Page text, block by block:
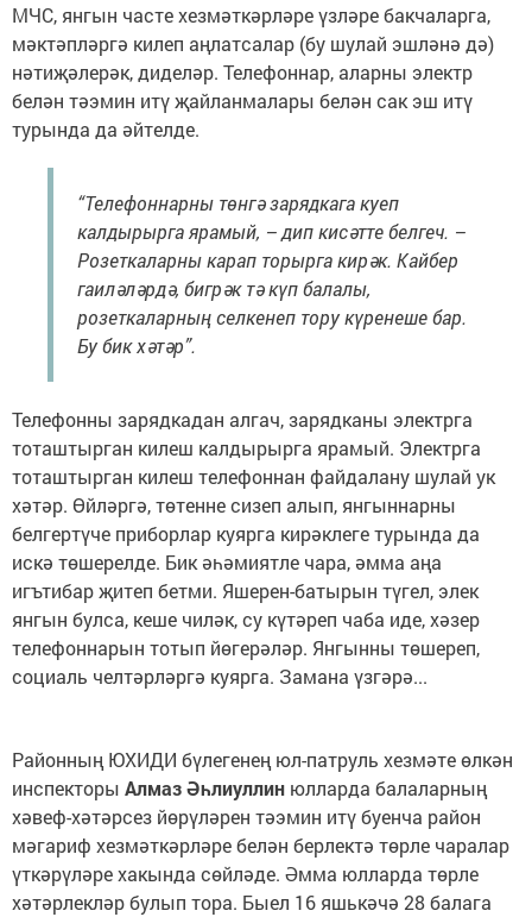
МЧС, янгын часте хезмәткәрләре үзләре бакчаларга,
мәктәпләргә килеп аңлатсалар (бу шулай эшләнә дә)
нәтиҗәлерәк, диделәр. Телефоннар, аларны электр
белән тәэмин итү җайланмалары белән сак эш итү
турында да әйтелде.
“Телефоннарны төнгә зарядкага куеп
калдырырга ярамый, – дип кисәтте белгеч. –
Розеткаларны карап торырга кирәк. Кайбер
гаиләләрдә, бигрәк тә күп балалы,
розеткаларның селкенеп тору күренеше бар.
Бу бик хәтәр”.
Телефонны зарядкадан алгач, зарядканы электрга
тоташтырган килеш калдырырга ярамый. Электрга
тоташтырган килеш телефоннан файдалану шулай ук
хәтәр. Өйләргә, төтенне сизеп алып, янгыннарны
белгертүче приборлар куярга кирәклеге турында да
искә төшерелде. Бик әһәмиятле чара, әмма аңа
игътибар җитеп бетми. Яшерен-батырын түгел, элек
янгын булса, кеше чиләк, су күтәреп чаба иде, хәзер
телефоннарын тотып йөгерәләр. Янгынны төшереп,
социаль челтәрләргә куярга. Замана үзгәрә...
Районның ЮХИДИ бүлегенең юл-патруль хезмәте өлкән
инспекторы Алмаз Әһлиуллин юлларда балаларның
хәвеф-хәтәрсез йөрүләрен тәэмин итү буенча район
мәгариф хезмәткәрләре белән берлектә төрле чаралар
үткәрүләре хакында сөйләде. Әмма юлларда төрле
хәтәрлекләр булып тора. Быел 16 яшькәчә 28 балага